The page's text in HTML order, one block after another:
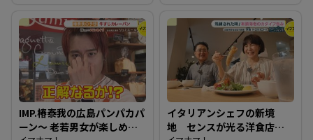
IMP.椿泰我の広島パンパカパ
ーン～ 老若男女が楽しめ
イタリアンシェフの新境
地 センスが光る洋食店～